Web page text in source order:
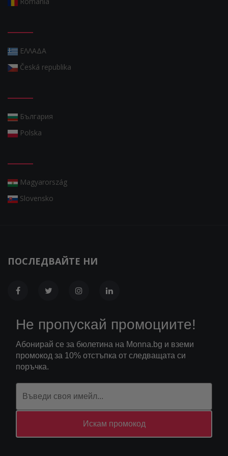
ΕΛΛΑΔΑ
Česká republika
България
Polska
Magyarország
Slovensko
ПОСЛЕДВАЙТЕ НИ
Не пропускай промоциите!
Абонирай се за бюлетина на Monna.bg и вземи
промокод за 10% отстъпка от следващата си
поръчка.
Искам промокод